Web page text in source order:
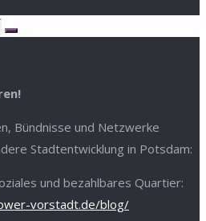
Suche
Bündnisse und Netzwerke
Stadtentwicklung in Potsdam:
und bezahlbares Quartier:
vorstadt.de/blog/